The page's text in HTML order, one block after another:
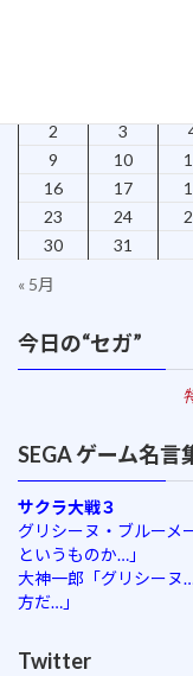
2
3
9
10
16
17
23
24
30
31
« 5月
今日の“セガ”
SEGA ゲーム名言
サクラ大戦３
グリシーヌ・ブルーメ
というものか…」
大神一郎「グリシーヌ
方だ…」
Twitter